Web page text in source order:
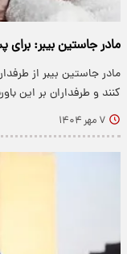
مادر جاستین بیبر: برای
مادر جاستین بیبر از
کنند و طرفداران بر این
۷ مهر ۱۴۰۴